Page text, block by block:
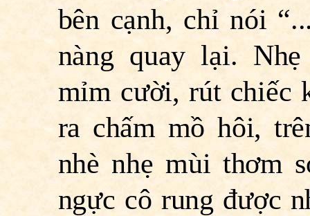
bên cạnh, chỉ nói
nàng quay lại.
mỉm cười, rút chiếc
ra chấm mồ hôi,
nhè nhẹ mùi thơm
ngực cô rung được